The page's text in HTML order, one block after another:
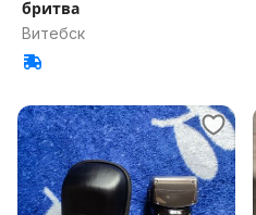
бритва
Витебск